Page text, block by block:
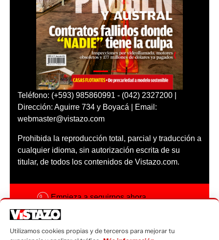
Teléfono: (+593) 985860991 - (042) 2327200 |
Dirección: Aguirre 734 y Boyacá | Email:
webmaster@vistazo.com
Prohibida la reproducción total, parcial y traducción a
cualquier idioma, sin autorización escrita de su
titular, de todos los contenidos de Vistazo.com.
Empieza a seguirnos ahora
Código ética
Utilizamos cookies propias y de terceros para mejorar tu